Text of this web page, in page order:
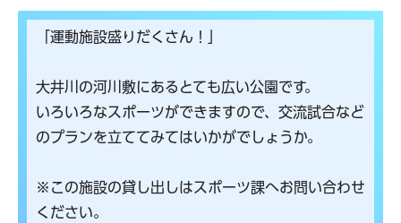
「運動施設盛りだくさん！」
大井川の河川敷にあるとても広い公園です。
いろいろなスポーツができますので、交流試合など
のプランを立ててみてはいかがでしょうか。
※この施設の貸し出しはスポーツ課へお問い合わせ
ください。